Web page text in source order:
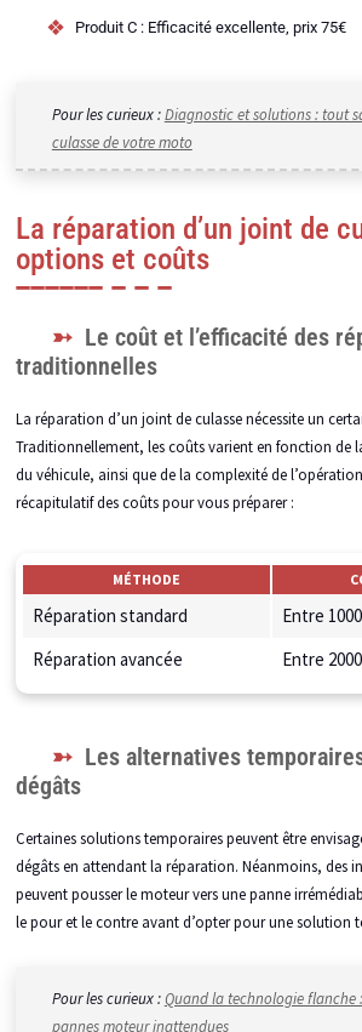
Produit C : Efficacité excellente, prix 75€
Pour les curieux :Diagnostic et solutions : tout
culasse de votre moto
La réparation d’un joint de
options et coûts
Le coût et l’efficacité des
traditionnelles
La réparation d’un joint de culasse nécessite un
Traditionnellement, les coûts varient en fonction de
du véhicule, ainsi que de la complexité de
récapitulatif des coûts pour vous préparer :
MÉTHODE
Réparation standard
Entre
Réparation avancée
Entre
Les alternatives
dégâts
Certaines solutions temporaires peuvent être
dégâts en attendant la réparation. Néanmoins, des
peuvent pousser le moteur vers une panne
le pour et le contre avant d’opter pour une solution
Pour les curieux :Quand la technologie flanche
pannes moteur inattendues